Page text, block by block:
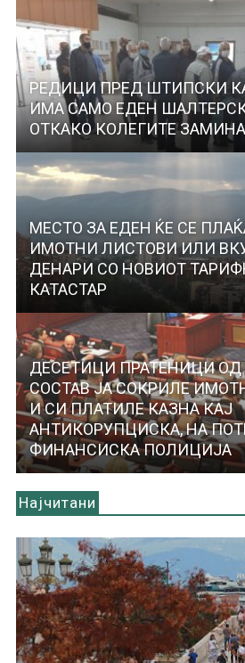
РЕДИЦИ ПРЕД ШТИПСКИ
ИМА САМО ЕДЕН
ОТКАКО КОЛЕГИТЕ
МЕСТО ЗА ЕДЕН ЌЕ СЕ
ИМОТНИ ЛИСТОВИ ИЛИ
ДЕНАРИ СО НОВИОТ
КАТАСТАР
ДЕСЕТИЦИ ПРАТЕНИЦИ
СОСТАВ ЈА СОКРИЛЕ
И СИ ПЛАТИЛЕ КАЗНА КАЈ
АНТИКОРУПЦИСКА, НА
ФИНАНСИСКА ПОЛИЦИЈА
Најчитани